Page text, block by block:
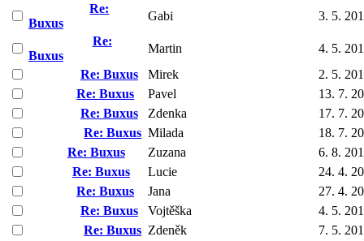
Re:
Buxus
Gabi
3. 5.
Re:
Buxus
Martin
4. 5.
Re: Buxus
Mirek
2. 5.
Re: Buxus
Pavel
13. 7.
Re: Buxus
Zdenka
17. 7.
Re: Buxus Milada
18. 7.
Re: Buxus
Zuzana
6. 8.
Re: Buxus
Lucie
24. 4.
Re: Buxus
Jana
27. 4.
Re: Buxus
Vojtěška
4. 5.
Re: Buxus Zdeněk
7. 5.